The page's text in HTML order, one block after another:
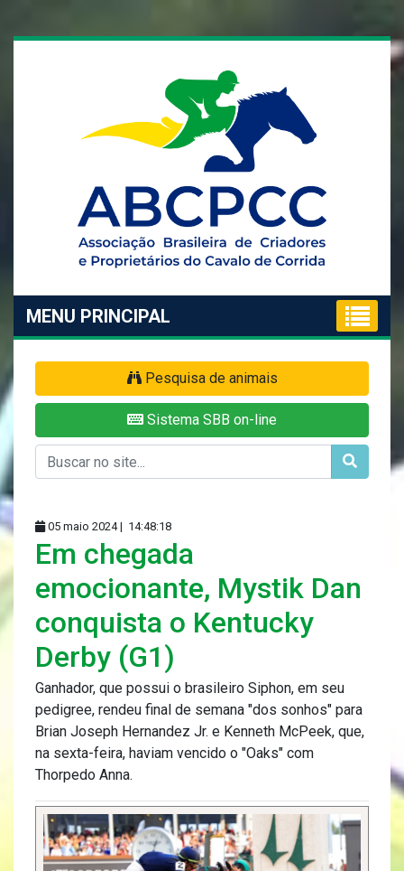
MENU PRINCIPAL
Pesquisa de animais
Sistema SBB on-line
05 maio 2024 | 14:48:18
Em chegada
emocionante, Mystik Dan
conquista o Kentucky
Derby (G1)
Ganhador, que possui o brasileiro Siphon, em seu
pedigree, rendeu final de semana "dos sonhos" para
Brian Joseph Hernandez Jr. e Kenneth McPeek, que,
na sexta-feira, haviam vencido o "Oaks" com
Thorpedo Anna.